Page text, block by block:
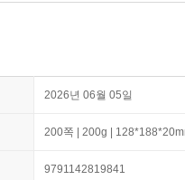
2026년 06월 05일
200쪽 | 200g |
9791142819841